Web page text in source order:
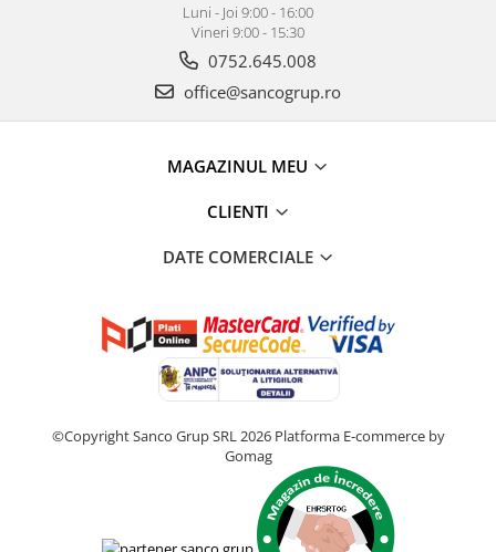
Luni - Joi 9:00 - 16:00
Vineri 9:00 - 15:30
0752.645.008
office@sancogrup.ro
MAGAZINUL MEU
CLIENTI
DATE COMERCIALE
©Copyright Sanco Grup SRL 2026 Platforma E-commerce by
Gomag